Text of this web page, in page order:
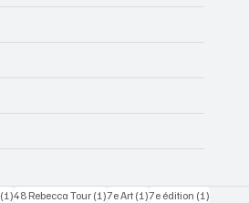
(1)1 post
48 Rebecca Tour (1)1 post
7e Art (1)1 post
7e édition (1)